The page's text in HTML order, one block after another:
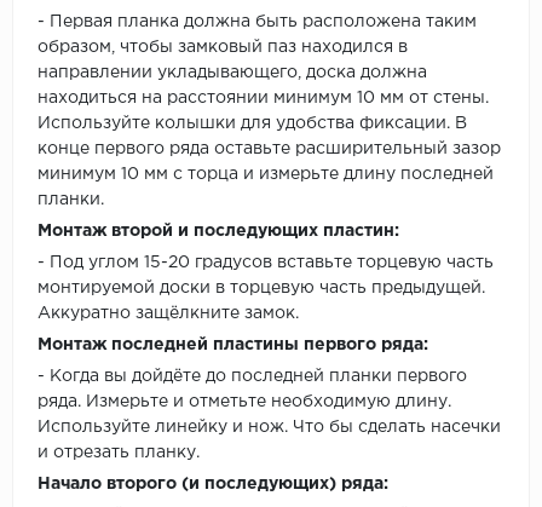
- Первая планка должна быть расположена таким
образом, чтобы замковый паз находился в
направлении укладывающего, доска должна
находиться на расстоянии минимум 10 мм от стены.
Используйте колышки для удобства фиксации. В
конце первого ряда оставьте расширительный зазор
минимум 10 мм с торца и измерьте длину последней
планки.
Монтаж второй и последующих пластин:
- Под углом 15-20 градусов вставьте торцевую часть
монтируемой доски в торцевую часть предыдущей.
Аккуратно защёлкните замок.
Монтаж последней пластины первого ряда:
- Когда вы дойдёте до последней планки первого
ряда. Измерьте и отметьте необходимую длину.
Используйте линейку и нож. Что бы сделать насечки
и отрезать планку.
Начало второго (и последующих) ряда: